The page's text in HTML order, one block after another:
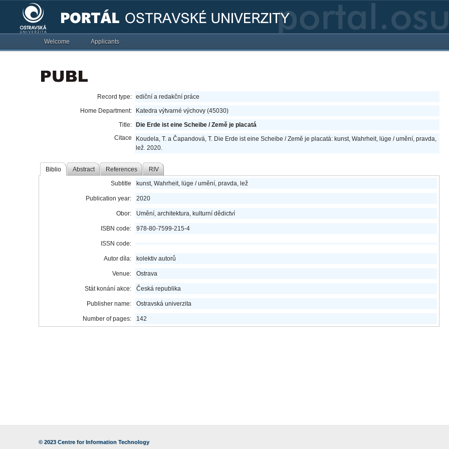
Welcome Applicants
Record type: ediční a redakční práce
Home Department:
Katedra výtvarné výchovy (45030)
Title:
Die Erde ist eine Scheibe / Země je placatá
Citace
Koudela, T. a Čapandová, T. Die Erde ist eine Scheibe / Země je placatá: kunst, Wahrheit, lüge / umění, pravda,
lež. 2020.
Biblio Abstract References RIV
Subtitle kunst, Wahrheit, lüge / umění, pravda, lež
Publication year: 2020
Obor: Umění, architektura, kulturní dědictví
ISBN code: 978-80-7599-215-4
ISSN code:
Autor díla: kolektiv autorů
Venue: Ostrava
Stát konání akce: Česká republika
Publisher name: Ostravská univerzita
Number of pages: 142
© 2023Centre for Information Technology